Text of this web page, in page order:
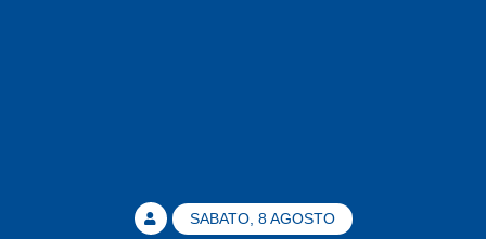
SABATO, 8 AGOSTO